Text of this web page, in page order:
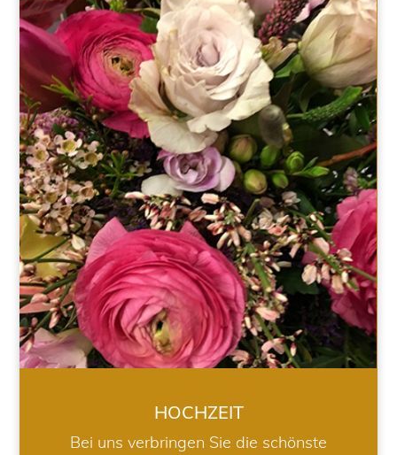
HOCHZEIT
HOCHZEIT
Bei uns verbringen Sie die schönste